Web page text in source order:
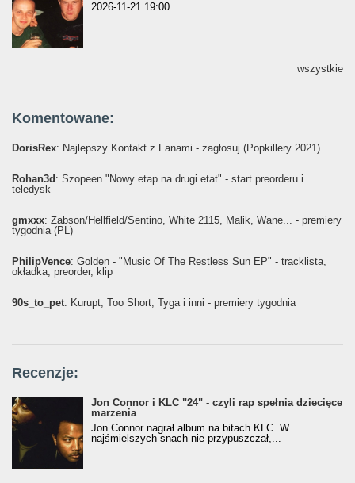
2026-11-21 19:00
wszystkie
Komentowane:
DorisRex: Najlepszy Kontakt z Fanami - zagłosuj (Popkillery 2021)
Rohan3d : Szopeen "Nowy etap na drugi etat" - start preorderu i
teledysk
gmxxx: Żabson/Hellfield/Sentino, White 2115, Malik, Wane... - premiery
tygodnia (PL)
PhilipVence: Golden - "Music Of The Restless Sun EP" - tracklista,
okładka, preorder, klip
90s_to_pet: Kurupt, Too Short, Tyga i inni - premiery tygodnia
Recenzje:
Jon Connor i KLC "24" - czyli rap spełnia dziecięce
marzenia
Jon Connor nagrał album na bitach KLC. W
najśmielszych snach nie przypuszczał,...